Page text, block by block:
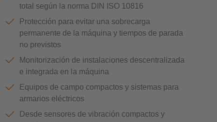
total según la norma DIN ISO 10816
Protección para evitar una sobrecarga
permanente de la máquina y tiempos de parada
no previstos
Monitorización de instalaciones descentralizada
e integrada en la máquina
Equipos de campo compactos y sistemas para
armarios eléctricos
Desde sensores de vibración compactos y